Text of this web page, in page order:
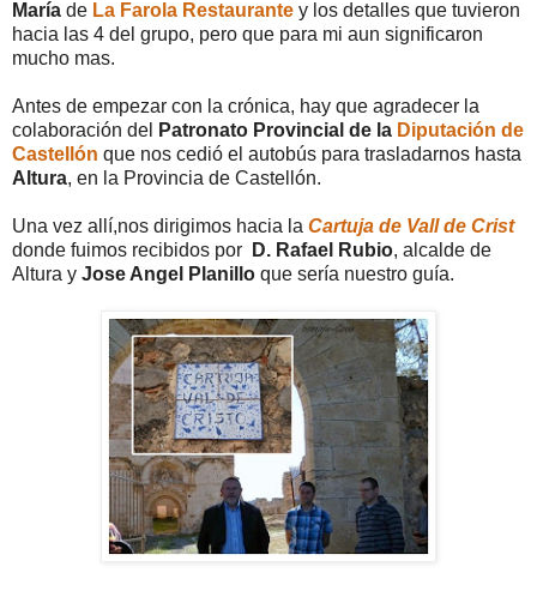
María de La Farola Restaurante y los detalles que tuvieron
hacia las 4 del grupo, pero que para mi aun significaron
mucho mas.
Antes de empezar con la crónica, hay que agradecer la
colaboración del
Patronato Provincial de la Diputación de
Castellón que nos cedió el autobús para trasladarnos hasta
Altura, en la Provincia de Castellón.
Una vez allí,nos dirigimos hacia la Cartuja de Vall de Crist
donde fuimos recibidos por
D. Rafael Rubio, alcalde de
Altura y Jose Angel Planillo que sería nuestro guía.